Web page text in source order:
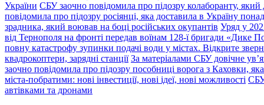
України СБУ заочно повідомила про підозру колаборанту,
повідомила про підозру росіянці, яка доставила в Україну
зрадника, який воював на боці російських окупантів Уряд у
від Тернополя на фронті передав воїнам 128-ї бригади «Дике
повну катастрофу зупинки подачі води у містах. Відкрите
квадрокоптери, зарядні станції За матеріалами СБУ довічне
заочно повідомила про підозру пособниці ворога з Каховки,
міста-побратими: нові інвестиції, нові ідеї, нові можливості СБУ
автівками та дронами